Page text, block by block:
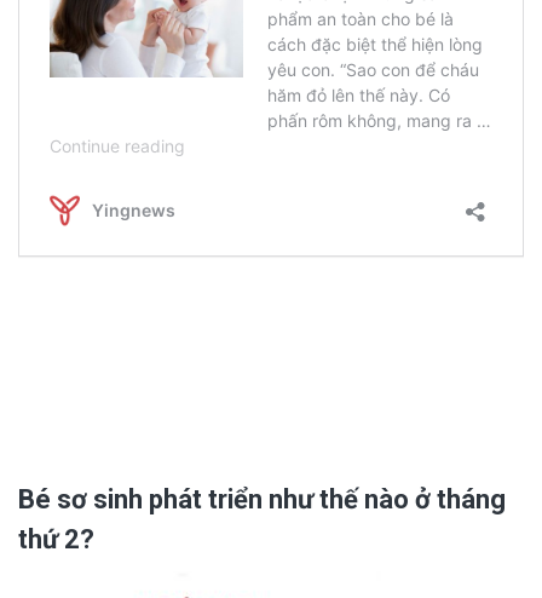
Bé sơ sinh phát triển như thế nào ở tháng
thứ 2?